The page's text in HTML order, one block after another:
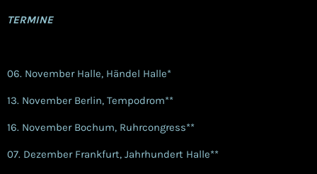
TERMINE
06. November Halle, Händel Halle*
13. November Berlin, Tempodrom**
16. November Bochum, Ruhrcongress**
07. Dezember Frankfurt, Jahrhundert Halle**